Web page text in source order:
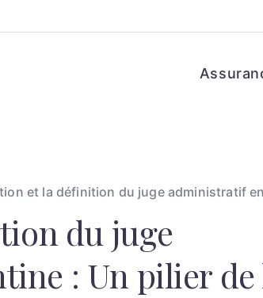
et la définition du juge administratif
du juge
: Un pilier de